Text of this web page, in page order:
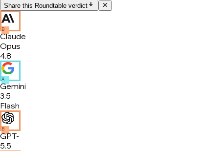
Share this Roundtable verdict
B
Claude
Opus
4.8
A
Gemini
3.5
Flash
B
GPT-
5.5